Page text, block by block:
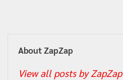
About ZapZap
View all posts by ZapZap